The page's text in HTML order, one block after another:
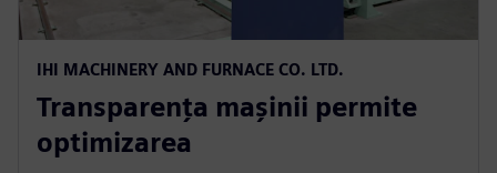
IHI MACHINERY AND FURNACE CO. LTD.
Transparența mașinii permite
optimizarea